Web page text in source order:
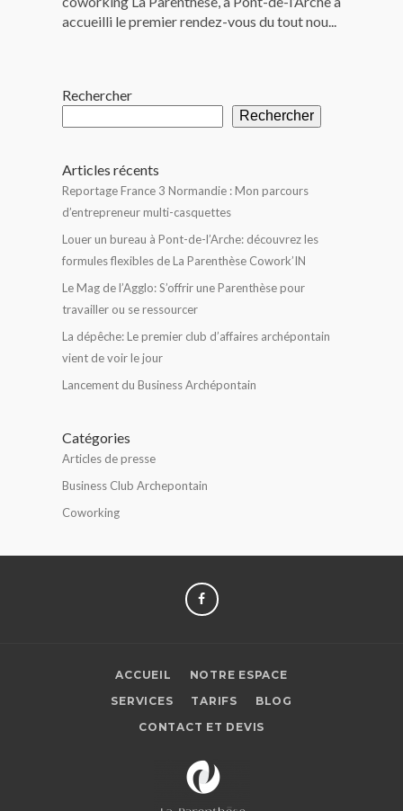
accueilli le premier rendez-vous du tout nou...
Rechercher
Rechercher
Articles récents
Reportage France 3 Normandie : Mon parcours
d’entrepreneur multi-casquettes
Louer un bureau à Pont-de-l’Arche: découvrez les
formules flexibles de La Parenthèse Cowork’IN
Le Mag de l’Agglo: S’offrir une Parenthèse pour
travailler ou se ressourcer
La dépêche: Le premier club d’affaires archépontain
vient de voir le jour
Lancement du Business Archépontain
Catégories
Articles de presse
Business Club Archepontain
Coworking
FACEBOOK
ACCUEIL
NOTRE ESPACE
SERVICES
TARIFS
BLOG
CONTACT ET DEVIS